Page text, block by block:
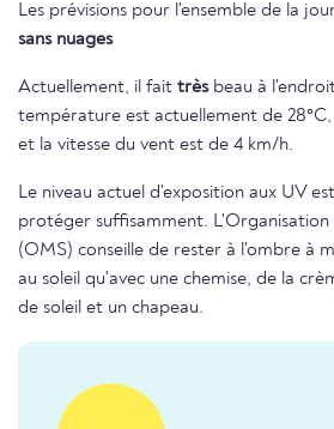
Les prévisions pour l'ensemble de la
sans nuages
Actuellement, il fait trèsbeau à
température est actuellement de 28°C,
et la vitesse du vent est de 4 km/h.
Le niveau actuel d'exposition aux UV est
protéger suffisamment. L'Organisation
(OMS) conseille de rester à l'ombre à
au soleil qu'avec une chemise, de la
de soleil et un chapeau.